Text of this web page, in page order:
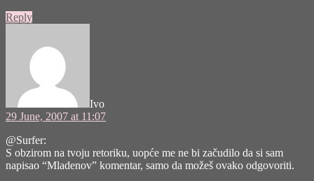
Reply
Ivo
29 June, 2007 at 11:07
@Surfer:
S obzirom na tvoju retoriku, uopće me ne bi začudilo da si sam
napisao “Mladenov” komentar, samo da možeš ovako odgovoriti.